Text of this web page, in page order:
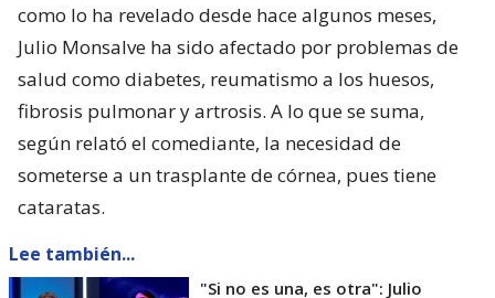
como lo ha revelado desde hace algunos meses,
Julio Monsalve ha sido afectado por problemas de
salud como diabetes, reumatismo a los huesos,
fibrosis pulmonar y artrosis. A lo que se suma,
según relató el comediante, la necesidad de
someterse a un trasplante de córnea, pues tiene
cataratas.
Lee también...
"Si no es una, es otra": Julio